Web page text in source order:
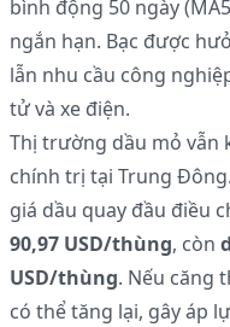
bình động 50 ngày
ngắn hạn. Bạc được
lẫn nhu cầu công
tử và xe điện.
Thị trường dầu mỏ vẫn
chính trị tại Trung
giá dầu quay đầu điều
90,97 USD/thùng, còn
USD/thùng. Nếu căng
có thể tăng lại, gây áp